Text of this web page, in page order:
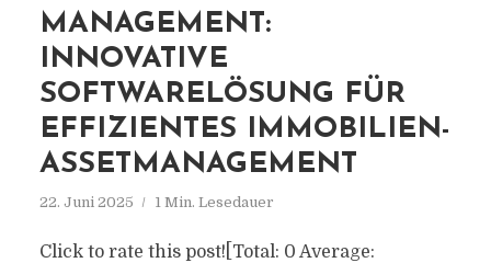
MANAGEMENT:
INNOVATIVE
SOFTWARELÖSUNG FÜR
EFFIZIENTES IMMOBILIEN-
ASSETMANAGEMENT
22. Juni 2025 1 Min. Lesedauer
Click to rate this post![Total: 0 Average: